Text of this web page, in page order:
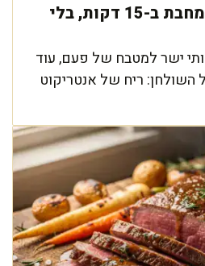
אנטריקוט משגע במחבת ב-15 דקות, בלי
ישר למטבח של פעם, עוד
השולחן: ריח של אנטריקוט